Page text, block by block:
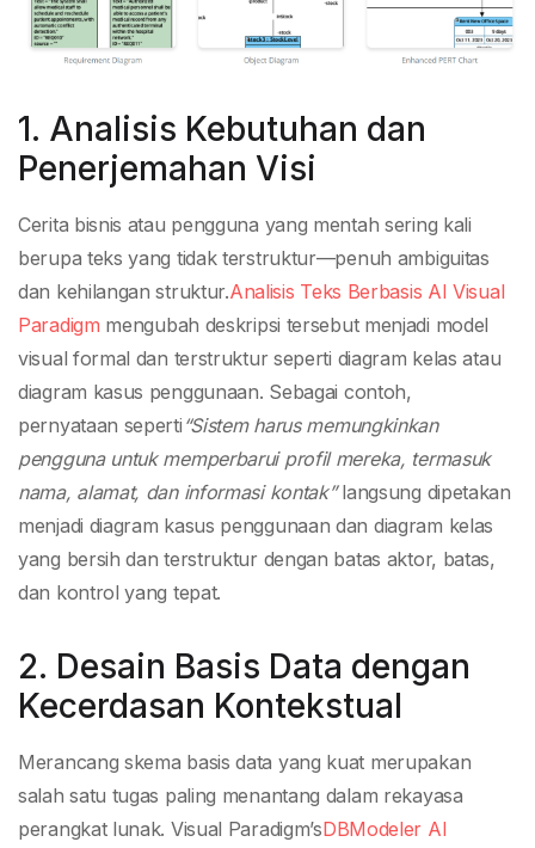
1. Analisis Kebutuhan dan
Penerjemahan Visi
Cerita bisnis atau pengguna yang mentah sering kali
berupa teks yang tidak terstruktur—penuh ambiguitas
dan kehilangan struktur.Analisis Teks Berbasis AI Visual
Paradigm mengubah deskripsi tersebut menjadi model
visual formal dan terstruktur seperti diagram kelas atau
diagram kasus penggunaan. Sebagai contoh,
pernyataan seperti “Sistem harus memungkinkan
pengguna untuk memperbarui profil mereka, termasuk
nama, alamat, dan informasi kontak”langsung dipetakan
menjadi diagram kasus penggunaan dan diagram kelas
yang bersih dan terstruktur dengan batas aktor, batas,
dan kontrol yang tepat.
2. Desain Basis Data dengan
Kecerdasan Kontekstual
Merancang skema basis data yang kuat merupakan
salah satu tugas paling menantang dalam rekayasa
perangkat lunak. Visual Paradigm’sDBModeler AI